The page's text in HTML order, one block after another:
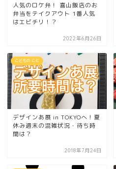
人気のロケ弁！ 喜山飯店のお
弁当をテイクアウト 1番人気
はエビチリ！？
2022年6月26日
こどもの こと
デザインあ展 in TOKYOへ！夏
休み週末の混雑状況・待ち時
間は？
2018年7月24日